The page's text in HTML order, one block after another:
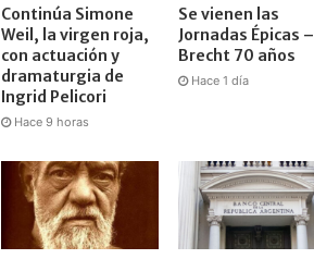
Continúa Simone
Weil, la virgen roja,
con actuación y
dramaturgia de
Ingrid Pelicori
Hace 9 horas
Se vienen las
Jornadas Épicas –
Brecht 70 años
Hace 1 día